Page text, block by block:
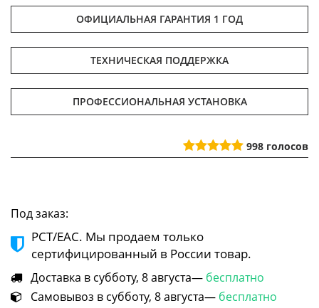
ОФИЦИАЛЬНАЯ ГАРАНТИЯ 1 ГОД
ТЕХНИЧЕСКАЯ ПОДДЕРЖКА
ПРОФЕССИОНАЛЬНАЯ УСТАНОВКА
998 голосов
Под заказ:
РСТ/ЕАС. Мы продаем только
сертифицированный в России товар.
Доставка в субботу, 8 августа— бесплатно
Самовывоз в субботу, 8 августа— бесплатно